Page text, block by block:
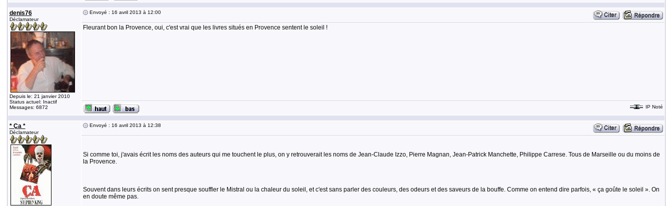
denis76
Déclamateur
Depuis le: 21 janvier 2010
Status actuel: Inactif
Messages: 6872
Envoyé : 16 avril 2013 à 12:00
Fleurant bon la Provence, oui, c'est vrai que les livres situés en Provence sentent le soleil !
IP Noté
* Ça *
Déclamateur
Envoyé : 16 avril 2013 à 12:38
Si comme toi, j'avais écrit les noms des auteurs qui me touchent le plus, on y retrouverait les noms de Jean-Claude Izzo, Pierre Magnan, Jean-Patrick Manchette, Philippe Carrese. Tous de Marseille ou du moins de
la Provence.
Souvent dans leurs écrits on sent presque souffler le Mistral ou la chaleur du soleil, et c'est sans parler des couleurs, des odeurs et des saveurs de la bouffe. Comme on entend dire parfois, « ça goûte le soleil ». On
en doute même pas.